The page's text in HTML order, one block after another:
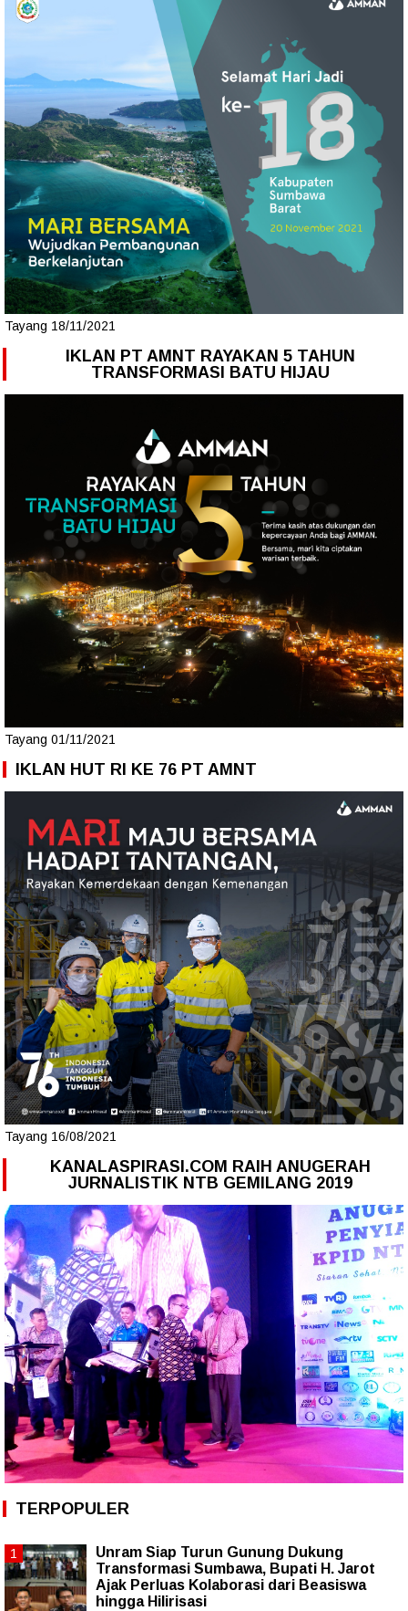
Tayang 18/11/2021
IKLAN PT AMNT RAYAKAN 5 TAHUN
TRANSFORMASI BATU HIJAU
Tayang 01/11/2021
IKLAN HUT RI KE 76 PT AMNT
Tayang 16/08/2021
KANALASPIRASI.COM RAIH ANUGERAH
JURNALISTIK NTB GEMILANG 2019
TERPOPULER
Unram Siap Turun Gunung Dukung
Transformasi Sumbawa, Bupati H. Jarot
Ajak Perluas Kolaborasi dari Beasiswa
hingga Hilirisasi